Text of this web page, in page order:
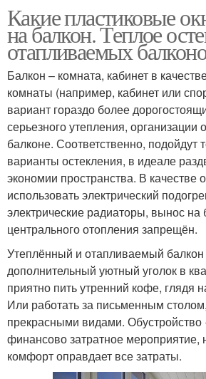
Какие пластиковые
на балкон. Теплое
отапливаемых
Балкон – комната, кабинет в
комнаты (например, кабинет или
вариант гораздо более
серьезного утепления, организации
балконе. Соответственно, подойдут
варианты остекления, в идеале
экономии пространства. В качестве
использовать электрический
электрические радиаторы, вынос на
центрального отопления запрещён.
Утеплённый и отапливаемый
дополнительный уютный уголок в
приятно пить утренний кофе, глядя
Или работать за письменным
прекрасными видами. Обустройство
финансово затратное мероприятие,
комфорт оправдает все затраты.